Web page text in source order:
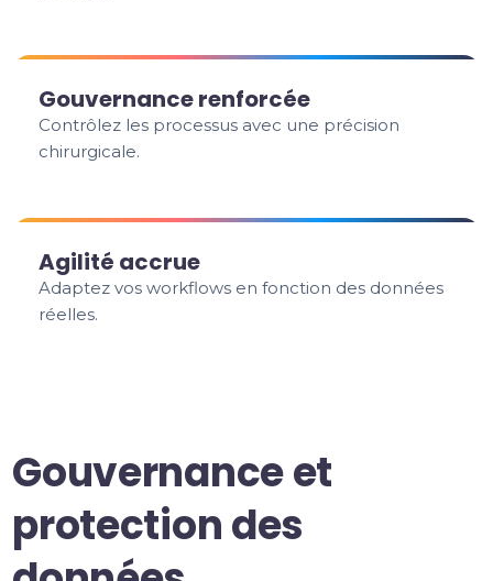
Gouvernance renforcée
Contrôlez les processus avec une précision
chirurgicale.
Agilité accrue
Adaptez vos workflows en fonction des données
réelles.
Gouvernance et
protection des